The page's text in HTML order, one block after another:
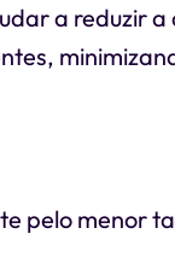
a reduzir
pelo menor